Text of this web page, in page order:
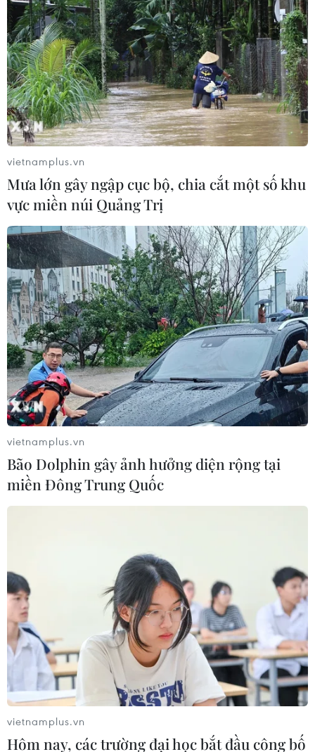
vietnamplus.vn
Mưa lớn gây ngập cục bộ, chia cắt một số khu
vực miền núi Quảng Trị
vietnamplus.vn
Bão Dolphin gây ảnh hưởng diện rộng tại
miền Đông Trung Quốc
vietnamplus.vn
Hôm nay, các trường đại học bắt đầu công bố